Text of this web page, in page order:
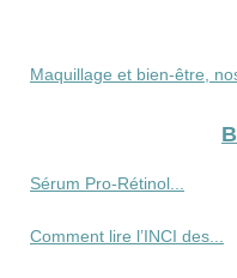
Maquillage et bien-être,
Sérum Pro‑Rétinol...
Comment lire l’INCI des...